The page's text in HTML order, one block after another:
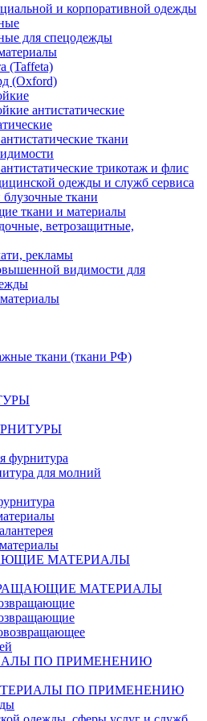
и корпоративной одежды
для спецодежды
(Taffeta)
(Oxford)
антистатические
ткани
трикотаж и флис
одежды и служб сервиса
ткани
ткани и материалы
ветрозащитные,
рекламы
видимости для
ткани (ткани РФ)
фурнитура
для молний
МАТЕРИАЛЫ
МАТЕРИАЛЫ
ПО ПРИМЕНЕНИЮ
ПО ПРИМЕНЕНИЮ